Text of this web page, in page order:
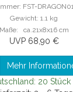
FST-
Gewicht: 1.1 kg
Maße: ca.21x8x16 cm
UVP 68,90 €
Mehr
20 Stück